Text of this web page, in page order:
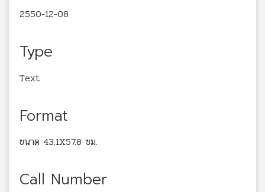
2550-12-08
Type
Text
Format
ขนาด 43.1X57.8 ซม.
Call Number